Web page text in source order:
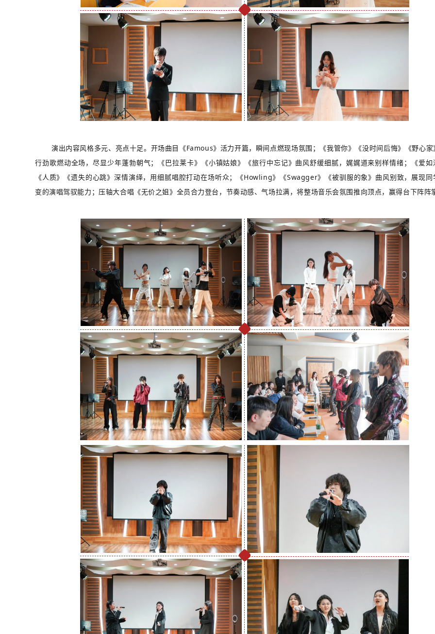
演出内容风格多元、亮点十足。开场曲目《Famous》活力开篇，瞬间点燃现场氛围；《我管你》《没时间后悔》《野心家
行劲歌燃动全场，尽显少年蓬勃朝气；《巴拉莱卡》《小镇姑娘》《旅行中忘记》曲风舒缓细腻，娓娓道来别样情绪；《爱如
《人质》《遗失的心跳》深情演绎，用细腻唱腔打动在场听众；《Howling》《Swagger》《被驯服的象》曲风别致，展现同
变的演唱驾驭能力；压轴大合唱《无价之姐》全员合力登台，节奏动感、气场拉满，将整场音乐会氛围推向顶点，赢得台下阵阵